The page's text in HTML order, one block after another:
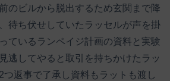
のビルから脱出するため玄関まで降
待ち伏せしていたラッセルが声を掛
ているランペイジ計画の資料と実験
逃してやると取引を持ちかけたラッ
つ返事で了承し資料もラットも渡し